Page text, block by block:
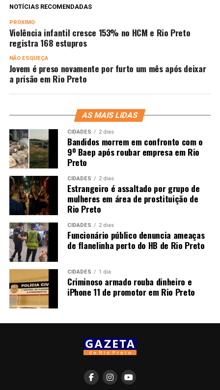
NOTÍCIAS RECOMENDADAS
PRÓXIMO
Violência infantil cresce 153% no HCM e Rio Preto
registra 168 estupros
NÃO ESQUEÇA
Jovem é preso novamente por furto um mês após deixar
a prisão em Rio Preto
AS MAIS LIDAS
CIDADES 2 dias
Bandidos morrem em confronto com o
9º Baep após roubar empresa em Rio
Preto
CIDADES 2 dias
Estrangeiro é assaltado por grupo de
mulheres em área de prostituição de
Rio Preto
CIDADES 2 dias
Funcionário público denuncia ameaças
de flanelinha perto do HB de Rio Preto
CIDADES 1 dia
Criminoso armado rouba dinheiro e
iPhone 11 de promotor em Rio Preto